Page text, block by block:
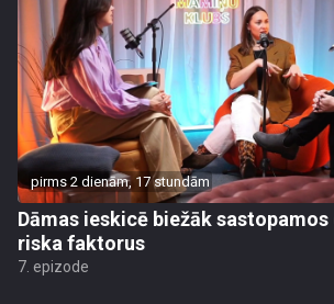
pirms 2 dienām, 17 stundām
Dāmas ieskicē biežāk
riska faktorus
7. epizode